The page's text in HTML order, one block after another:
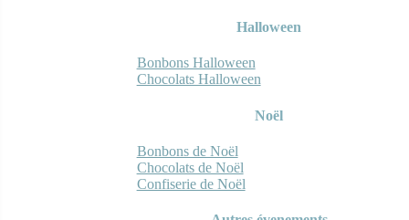
Halloween
Bonbons Halloween
Chocolats Halloween
Noël
Bonbons de Noël
Chocolats de Noël
Confiserie de Noël